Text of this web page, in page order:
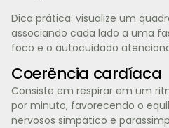
Dica prática: visualize um
associando cada lado a uma
foco e o autocuidado
Coerência cardíaca
Consiste em respirar em um
por minuto, favorecendo o
nervosos simpático e